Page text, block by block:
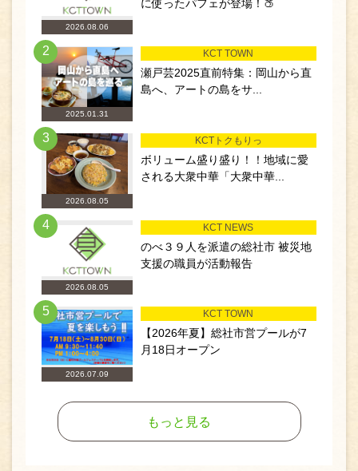
2026.08.06
に使ったパフェが登場！🍑
2
2025.01.31
KCT TOWN
瀬戸芸2025直前特集：岡山から直
島へ、アートの島をサ...
3
2026.08.05
KCTトクもりっ
ボリューム盛り盛り！！地域に愛
される大衆中華「大衆中華...
4
2026.08.05
KCT NEWS
のべ３９人を派遣の総社市 被災地
支援の職員が活動報告
5
2026.07.09
KCT TOWN
【2026年夏】総社市営プールが7
月18日オープン
もっと見る